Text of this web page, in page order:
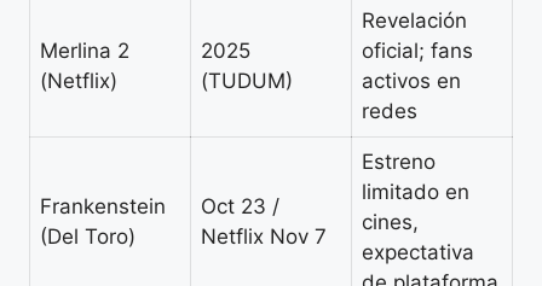
Merlina 2
(Netflix)
2025
(TUDUM)
Revelación
oficial; fans
activos en
redes
Frankenstein
(Del Toro)
Oct 23 /
Netflix Nov 7
Estreno
limitado en
cines,
expectativa